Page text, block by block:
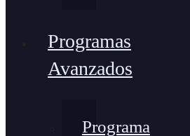
Programas
Avanzados
Programa